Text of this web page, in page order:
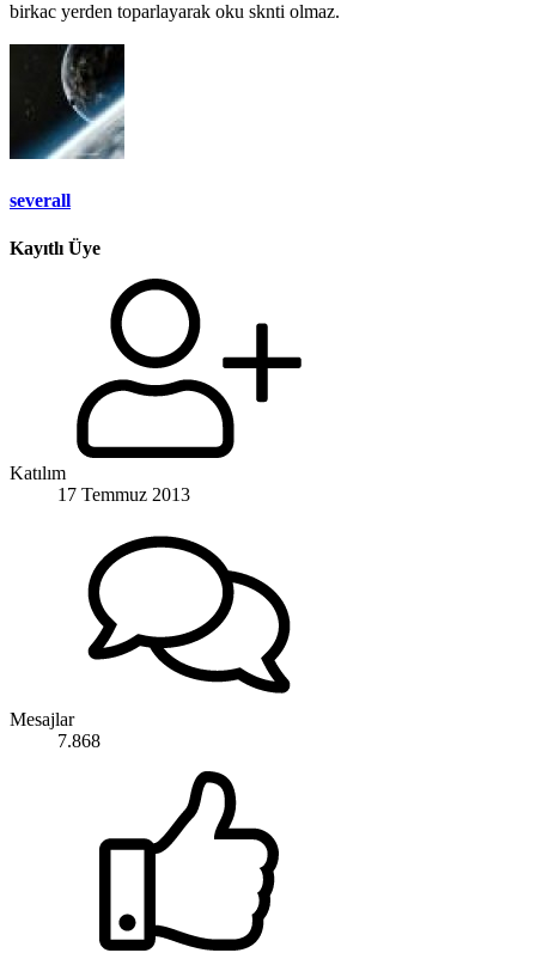
birkac yerden toparlayarak oku sknti olmaz.
severall
Kayıtlı Üye
Katılım
17 Temmuz 2013
Mesajlar
7.868